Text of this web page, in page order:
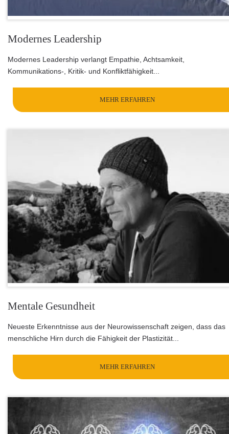
Modernes Leadership
Modernes Leadership verlangt Empathie, Achtsamkeit,
Kommunikations-, Kritik- und Konfliktfähigkeit...
MEHR ERFAHREN
Mentale Gesundheit
Neueste Erkenntnisse aus der Neurowissenschaft zeigen, dass das
menschliche Hirn durch die Fähigkeit der Plastizität...
MEHR ERFAHREN